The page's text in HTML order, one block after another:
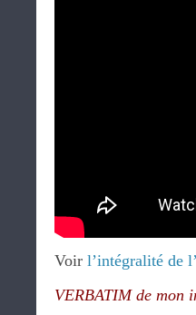
Voir l’intégralité de
VERBATIM de mon